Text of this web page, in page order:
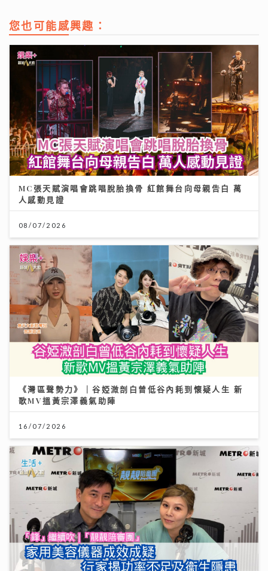
您也可能感興趣：
MC張天賦演唱會跳唱脫胎換骨 紅館舞台向母親告白 萬
人感動見證
08/07/2026
《灣區聲勢力》｜谷婭溦剖白曾低谷內耗到懷疑人生 新
歌MV搵黃宗澤義氣助陣
16/07/2026